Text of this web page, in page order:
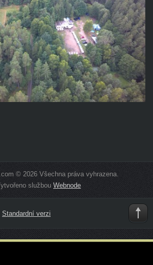
© 2026 Všechna práva vyhrazena.
službouWebnode
Standardní verzi